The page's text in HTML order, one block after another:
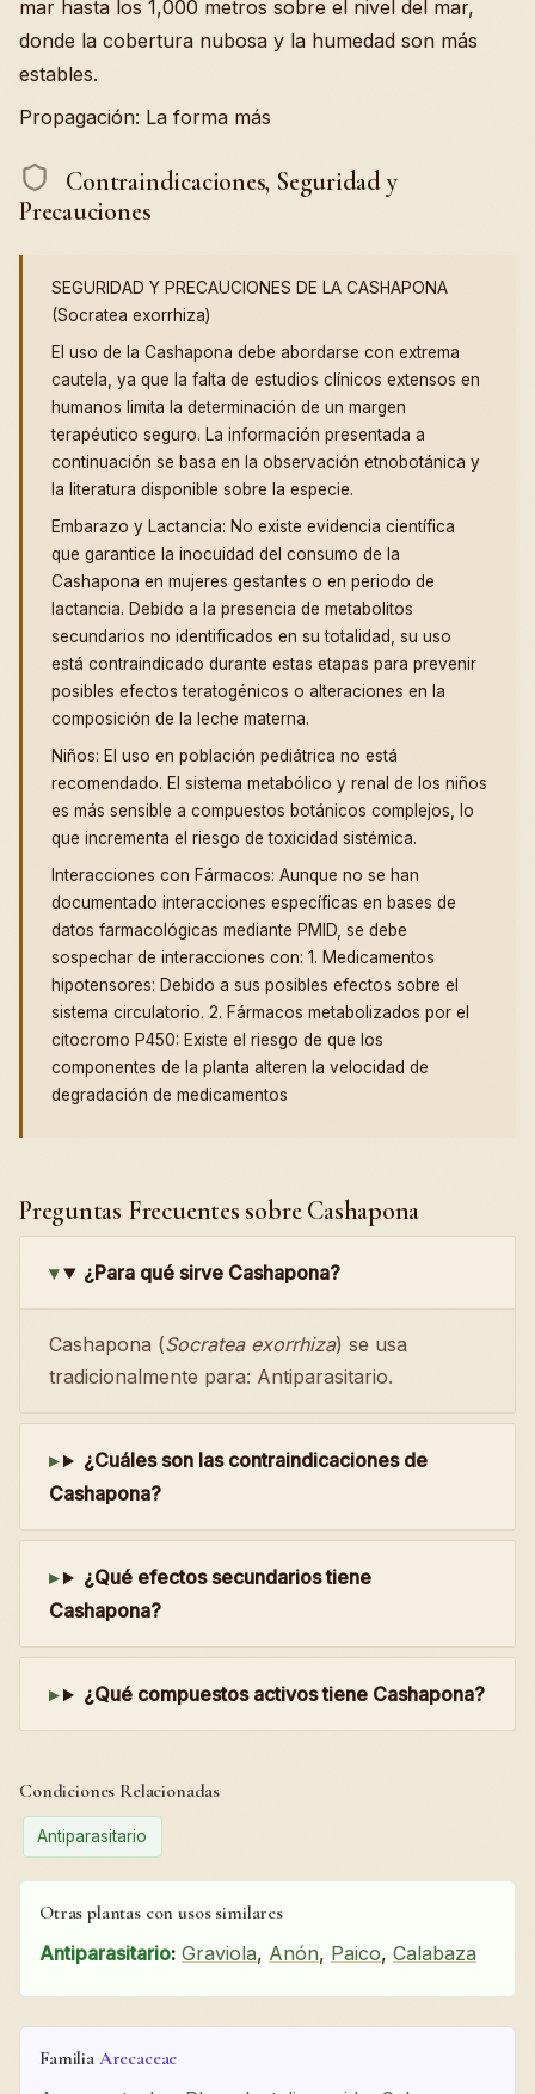
mar hasta los 1,000 metros sobre el nivel del mar,
donde la cobertura nubosa y la humedad son más
estables.
Propagación: La forma más
Contraindicaciones, Seguridad y
Precauciones
SEGURIDAD Y PRECAUCIONES DE LA CASHAPONA
(Socratea exorrhiza)
El uso de la Cashapona debe abordarse con extrema
cautela, ya que la falta de estudios clínicos extensos en
humanos limita la determinación de un margen
terapéutico seguro. La información presentada a
continuación se basa en la observación etnobotánica y
la literatura disponible sobre la especie.
Embarazo y Lactancia: No existe evidencia científica
que garantice la inocuidad del consumo de la
Cashapona en mujeres gestantes o en periodo de
lactancia. Debido a la presencia de metabolitos
secundarios no identificados en su totalidad, su uso
está contraindicado durante estas etapas para prevenir
posibles efectos teratogénicos o alteraciones en la
composición de la leche materna.
Niños: El uso en población pediátrica no está
recomendado. El sistema metabólico y renal de los niños
es más sensible a compuestos botánicos complejos, lo
que incrementa el riesgo de toxicidad sistémica.
Interacciones con Fármacos: Aunque no se han
documentado interacciones específicas en bases de
datos farmacológicas mediante PMID, se debe
sospechar de interacciones con: 1. Medicamentos
hipotensores: Debido a sus posibles efectos sobre el
sistema circulatorio. 2. Fármacos metabolizados por el
citocromo P450: Existe el riesgo de que los
componentes de la planta alteren la velocidad de
degradación de medicamentos
Preguntas Frecuentes sobre Cashapona
¿Para qué sirve Cashapona?
Cashapona (Socratea exorrhiza) se usa
tradicionalmente para: Antiparasitario.
¿Cuáles son las contraindicaciones de
Cashapona?
¿Qué efectos secundarios tiene
Cashapona?
¿Qué compuestos activos tiene Cashapona?
Condiciones Relacionadas
Antiparasitario
Otras plantas con usos similares
Antiparasitario: Graviola, Anón, Paico, Calabaza
Familia Arecaceae